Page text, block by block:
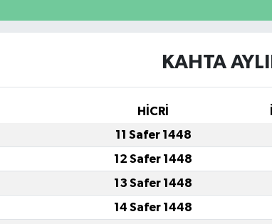
KAHTA
HİCRİ
11 Safer 1448
12 Safer 1448
13 Safer 1448
14 Safer 1448